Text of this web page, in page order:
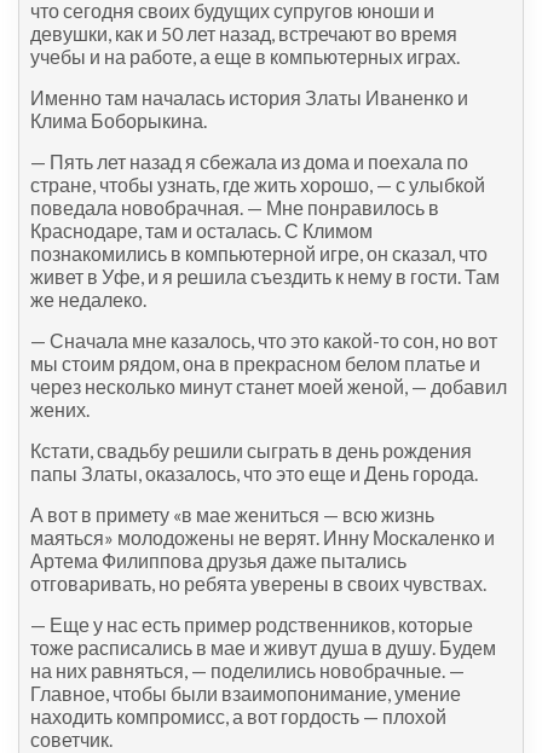
что сегодня своих будущих супругов юноши и
девушки, как и 50 лет назад, встречают во время
учебы и на работе, а еще в компьютерных играх.
Именно там началась история Златы Иваненко и
Клима Боборыкина.
— Пять лет назад я сбежала из дома и поехала по
стране, чтобы узнать, где жить хорошо, — с улыбкой
поведала новобрачная. — Мне понравилось в
Краснодаре, там и осталась. С Климом
познакомились в компьютерной игре, он сказал, что
живет в Уфе, и я решила съездить к нему в гости. Там
же недалеко.
— Сначала мне казалось, что это какой-то сон, но вот
мы стоим рядом, она в прекрасном белом платье и
через несколько минут станет моей женой, — добавил
жених.
Кстати, свадьбу решили сыграть в день рождения
папы Златы, оказалось, что это еще и День города.
А вот в примету «в мае жениться — всю жизнь
маяться» молодожены не верят. Инну Москаленко и
Артема Филиппова друзья даже пытались
отговаривать, но ребята уверены в своих чувствах.
— Еще у нас есть пример родственников, которые
тоже расписались в мае и живут душа в душу. Будем
на них равняться, — поделились новобрачные. —
Главное, чтобы были взаимопонимание, умение
находить компромисс, а вот гордость — плохой
советчик.